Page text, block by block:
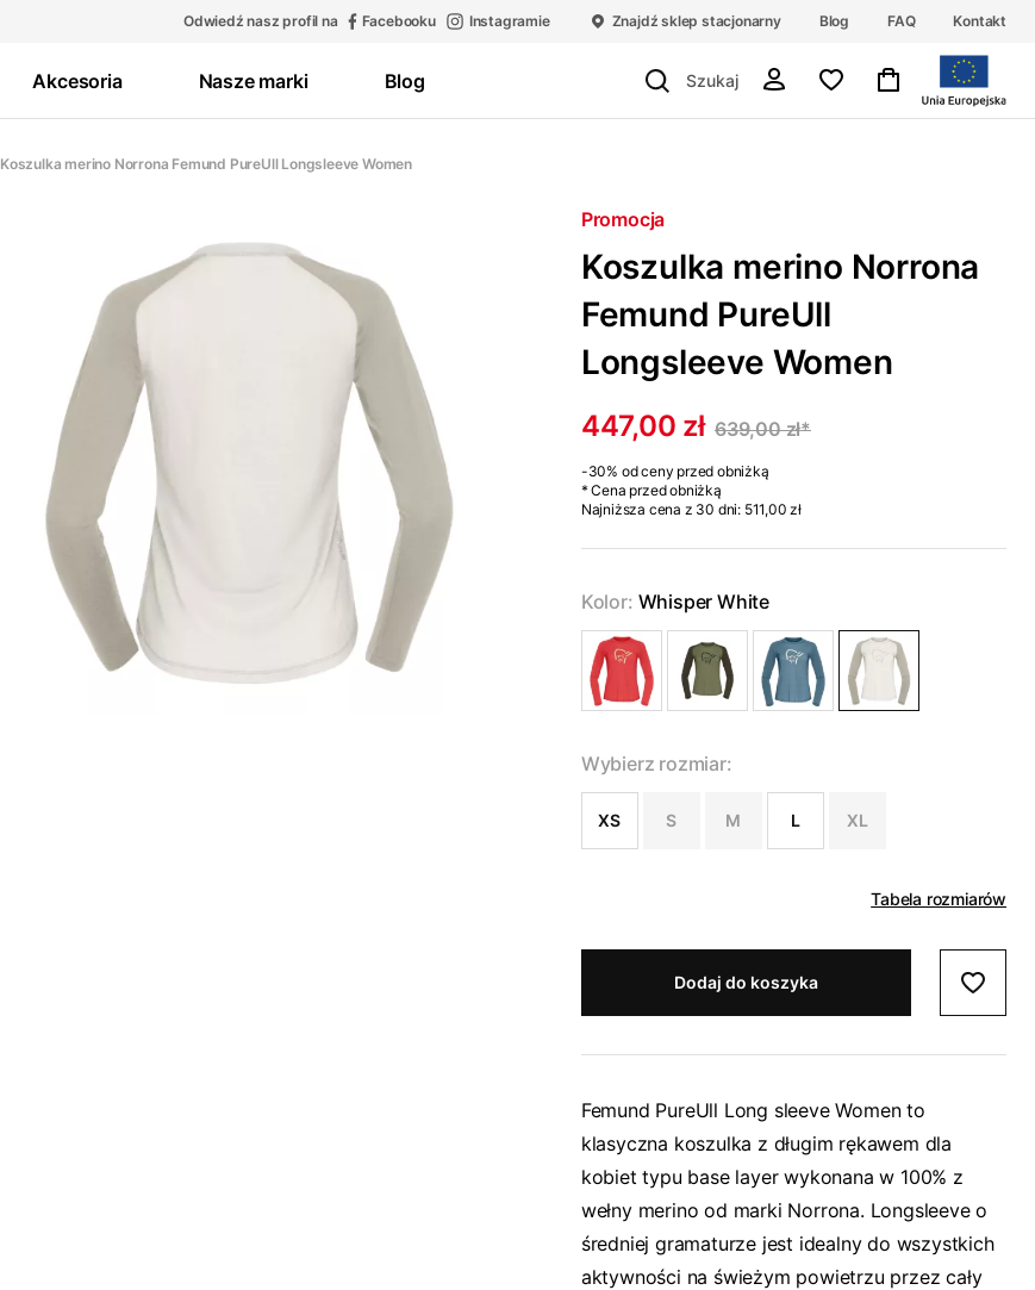
Odwiedź nasz profil na Facebooku Instagramie Znajdź sklep stacjonarny Blog FAQ Kontakt
Akcesoria Nasze marki Blog
Koszulka merino Norrona Femund PureUll Longsleeve Women
Promocja
Koszulka merino Norrona
Femund PureUll
Longsleeve Women
447,00 zł 639,00 zł*
-30% od ceny przed obniżką
* Cena przed obniżką
Najniższa cena z 30 dni: 511,00 zł
Kolor: Whisper White
Wybierz rozmiar:
XS S M L XL
Tabela rozmiarów
Dodaj do koszyka
Femund PureUll Long sleeve Women to
klasyczna koszulka z długim rękawem dla
kobiet typu base layer wykonana w 100% z
wełny merino od marki Norrona. Longsleeve o
średniej gramaturze jest idealny do wszystkich
aktywności na świeżym powietrzu przez cały